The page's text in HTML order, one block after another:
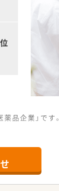
品企業」です。